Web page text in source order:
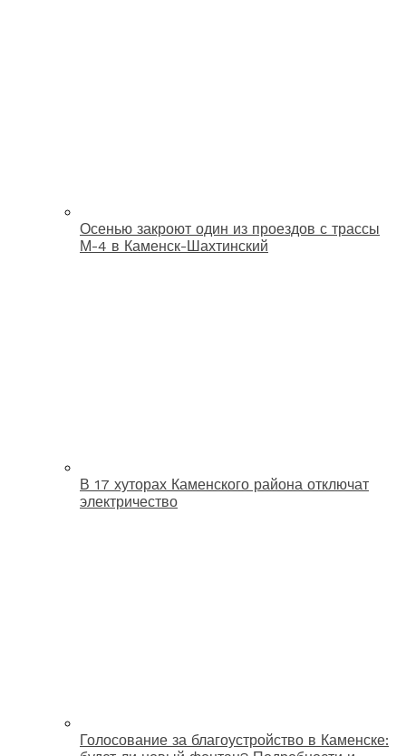
Осенью закроют один из проездов с трассы
М-4 в Каменск-Шахтинский
В 17 хуторах Каменского района отключат
электричество
Голосование за благоустройство в Каменске: